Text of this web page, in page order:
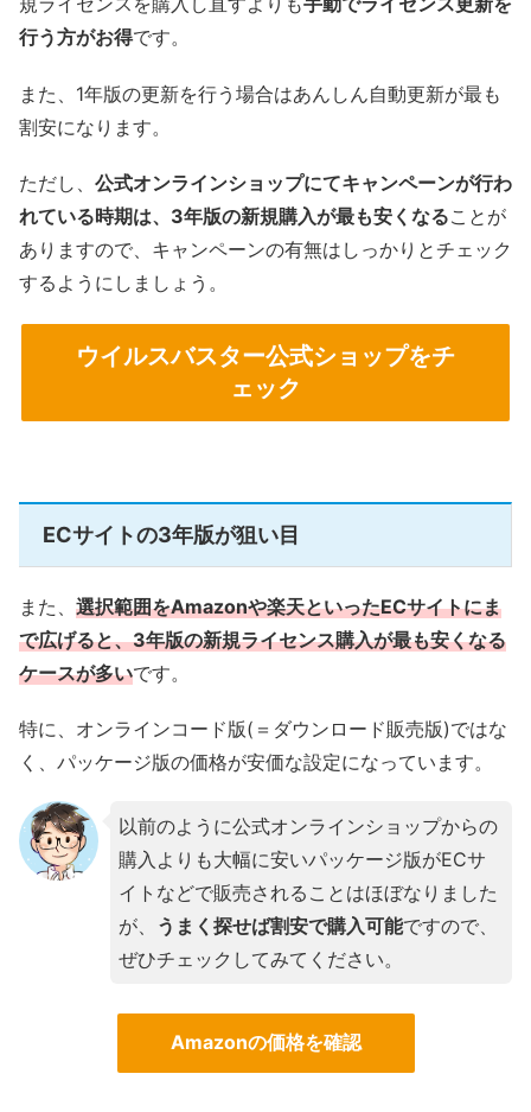
行う方がお得です。
また、1年版の更新を行う場合はあんしん自動更新が最も
割安になります。
ただし、 公式オンラインショップにてキャンペーンが行わ
れている時期は、3年版の新規購入が最も安くなることが
ありますので、キャンペーンの有無はしっかりとチェック
するようにしましょう。
ウイルスバスター公式ショップをチ
ェック
ECサイトの3年版が狙い目
また、 選択範囲をAmazonや楽天といったECサイトにま
で広げると、3年版の新規ライセンス購入が最も安くなる
ケースが多いです。
特に、オンラインコード版(＝ダウンロード販売版)ではな
く、パッケージ版の価格が安価な設定になっています。
以前のように公式オンラインショップからの
購入よりも大幅に安いパッケージ版がECサ
イトなどで販売されることはほぼなりました
が、
うまく探せば割安で購入可能ですので、
ぜひチェックしてみてください。
Amazonの価格を確認